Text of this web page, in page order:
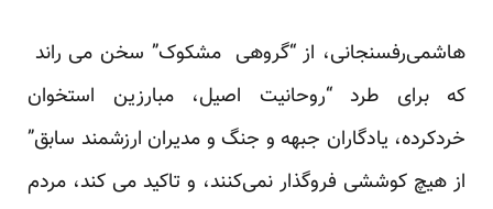
هاشمی‌رفسنجانی، از “گروهی مشکوک” سخن می راند
که برای طرد “روحانیت اصیل، مبارزین استخوان
خردکرده، یادگاران جبهه و جنگ و مدیران ارزشمند سابق”
از هیچ کوششی فروگذار نمی‌کنند، و تاکید می کند، مردم